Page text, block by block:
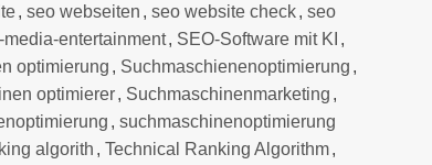
,seo webseiten ,seo website check,seo
media-entertainment, SEO-Software mit KI ,
optimierung , Suchmaschienenoptimierung ,
optimierer, Suchmaschinenmarketing ,
,suchmaschinenoptimierung
algorith ,Technical Ranking Algorithm,